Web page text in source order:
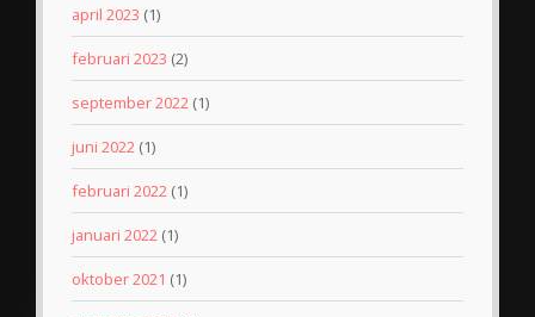
april 2023 (1)
februari 2023 (2)
september 2022 (1)
juni 2022 (1)
februari 2022 (1)
januari 2022 (1)
oktober 2021 (1)